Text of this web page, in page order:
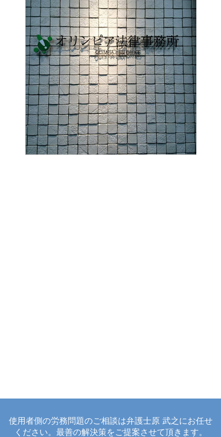
使用者側の労務問題のご相談は弁護士原 武之にお任せ
ください。最善の解決策をご提案させて頂きます。